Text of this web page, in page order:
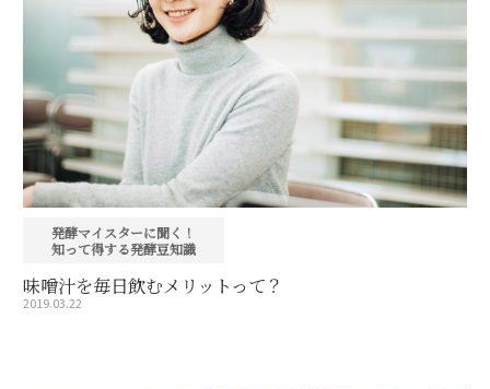
発酵マイスターに聞く！
知って得する発酵豆知識
味噌汁を毎日飲むメリットって？
2019.03.22